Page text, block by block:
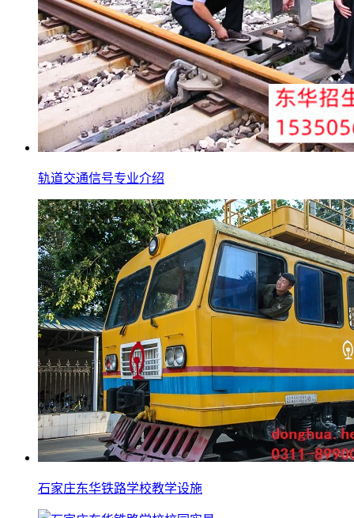
轨道交通信号专业介绍
石家庄东华铁路学校教学设施